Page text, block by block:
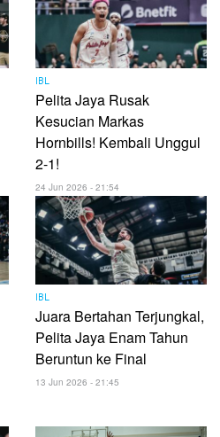
IBL
Pelita Jaya Rusak
Kesucian Markas
Hornbills! Kembali Unggul
2-1!
24 Jun 2026 - 21:54
IBL
Juara Bertahan Terjungkal,
Pelita Jaya Enam Tahun
Beruntun ke Final
13 Jun 2026 - 21:45